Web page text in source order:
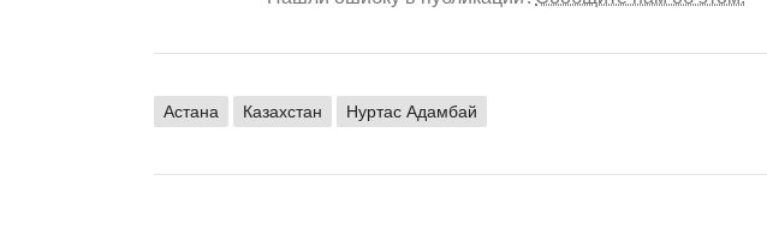
Астана Казахстан Нуртас Адамбай